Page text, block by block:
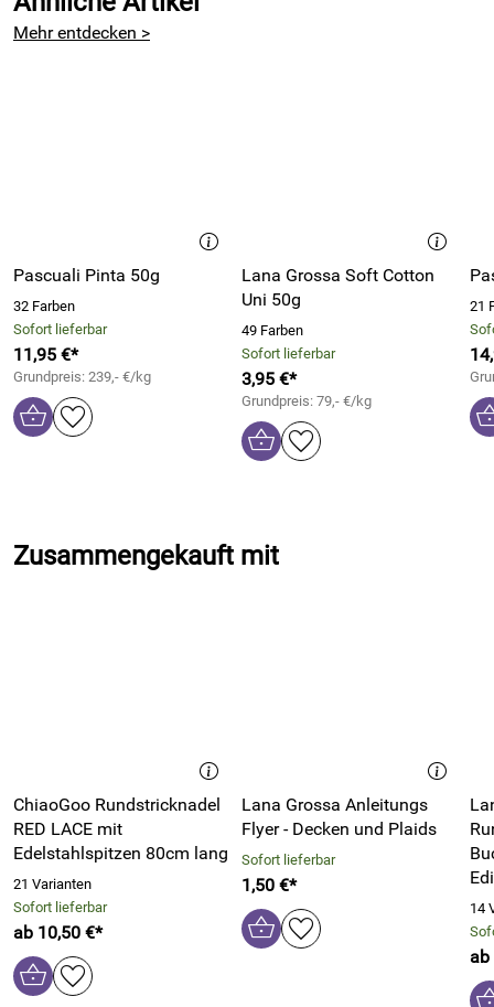
Mehr entdecken >
Pascuali Pinta 50g
32 Farben
Sofort lieferbar
11,95 €*
Grundpreis: 239,- €/kg
Lana Grossa Soft Cotton
Uni 50g
49 Farben
Sofort lieferbar
3,95 €*
Grundpreis: 79,- €/kg
21
Zusammengekauft mit
ChiaoGoo Rundstricknadel
RED LACE mit
Edelstahlspitzen 80cm lang
21 Varianten
Sofort lieferbar
ab 10,50 €*
Lana Grossa Anleitungs
Flyer - Decken und Plaids
Sofort lieferbar
1,50 €*
14
ab